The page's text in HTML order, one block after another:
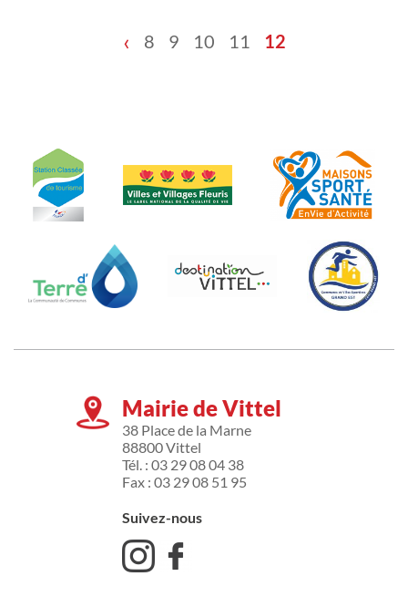
‹ 8 9 10 11 12
Mairie de Vittel
38 Place de la Marne
88800 Vittel
Tél. : 03 29 08 04 38
Fax : 03 29 08 51 95
Suivez-nous